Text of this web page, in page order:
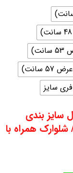
سایز
سایز بندی
همراه با